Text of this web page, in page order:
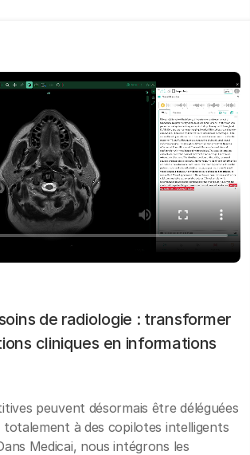
de radiologie : transformer
cliniques en informations
peuvent désormais être déléguées
à des copilotes intelligents
Medicai, nous intégrons les